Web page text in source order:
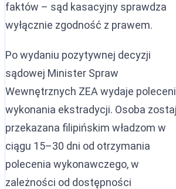
faktów – sąd kasacyjny sprawdza
wyłącznie zgodność z prawem.
Po wydaniu pozytywnej decyzji
sądowej Minister Spraw
Wewnętrznych ZEA wydaje
wykonania ekstradycji. Osoba
przekazana filipińskim władzom w
ciągu 15–30 dni od otrzymania
polecenia wykonawczego, w
zależności od dostępności